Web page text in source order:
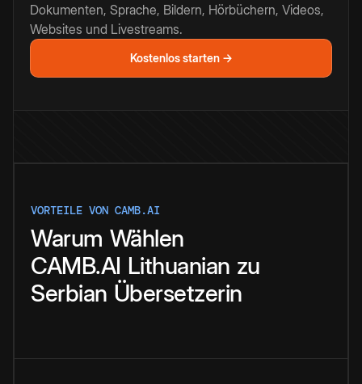
Dokumenten, Sprache, Bildern, Hörbüchern, Videos,
Websites und Livestreams.
Kostenlos starten →
VORTEILE VON CAMB.AI
Warum Wählen
CAMB.AI Lithuanian zu
Serbian Übersetzerin